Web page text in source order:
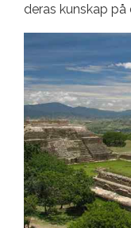
deras kunskap